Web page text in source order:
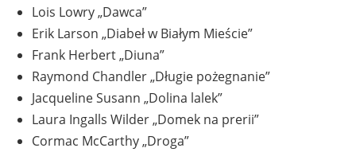
Lois Lowry „Dawca”
Erik Larson „Diabeł w Białym Mieście”
Frank Herbert „Diuna”
Raymond Chandler „Długie pożegnanie”
Jacqueline Susann „Dolina lalek”
Laura Ingalls Wilder „Domek na prerii”
Cormac McCarthy „Droga”